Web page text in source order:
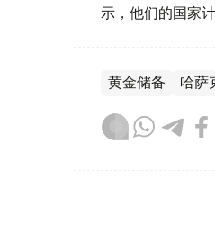
示，他们的国家
黄金储备 哈萨